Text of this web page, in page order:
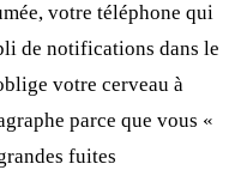
votre téléphone qui
de notifications dans le
votre cerveau à
parce que vous «
fuites